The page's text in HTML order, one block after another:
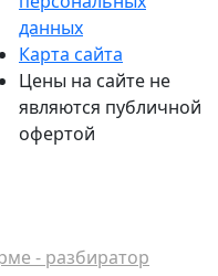
данных
Карта сайта
Цены на сайте не
являются публичной
офертой
- разбиратор